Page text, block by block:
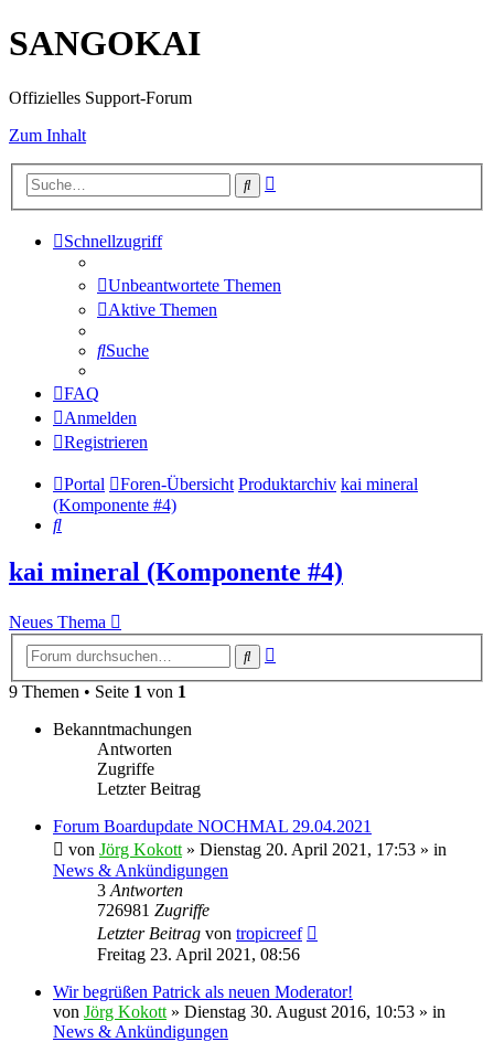
SANGOKAI
Offizielles Support-Forum
Zum Inhalt
Suche
Schnellzugriff
Unbeantwortete Themen
Aktive Themen
Suche
FAQ
Anmelden
Registrieren
Portal Foren-Übersicht Produktarchiv kai mineral
(Komponente #4)
Suche
kai mineral (Komponente #4)
Neues Thema
Suche
9 Themen • Seite 1 von 1
Bekanntmachungen
Antworten
Zugriffe
Letzter Beitrag
Forum Boardupdate NOCHMAL 29.04.2021
von Jörg Kokott » Dienstag 20. April 2021, 17:53 » in
News & Ankündigungen
3 Antworten
726981 Zugriffe
Letzter Beitrag von tropicreef
Freitag 23. April 2021, 08:56
Wir begrüßen Patrick als neuen Moderator!
von Jörg Kokott » Dienstag 30. August 2016, 10:53 » in
News & Ankündigungen